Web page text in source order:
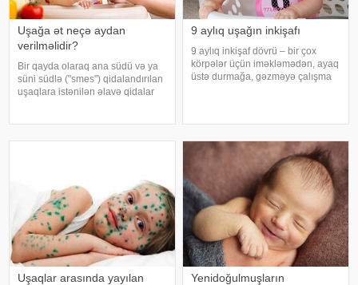
Uşağa ət neçə aydan
verilməlidir?
Bir qayda olaraq ana südü və ya
süni südlə ("smes") qidalandırılan
uşaqlara istənilən əlavə qidalar
bütün dünyad
9 aylıq uşağın inkişafı
9 aylıq inkişaf dövrü – bir çox
körpələr üçün iməkləmədən, ayaq
üstə durmağa, gəzməyə çalışma
olunur. - 9 aylıq körpəni
Uşaqlar arasında yayılan
Yenidoğulmuşların